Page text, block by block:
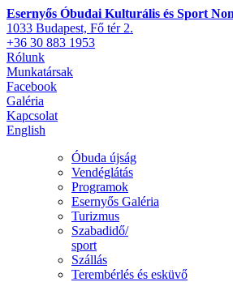
Esernyős Óbudai Kulturális és Sport
1033 Budapest, Fő tér 2.
+36 30 883 1953
Rólunk
Munkatársak
Facebook
Galéria
Kapcsolat
English
Óbuda újság
Vendéglátás
Programok
Esernyős Galéria
Turizmus
Szabadidő/
sport
Szállás
Terembérlés és esküvő